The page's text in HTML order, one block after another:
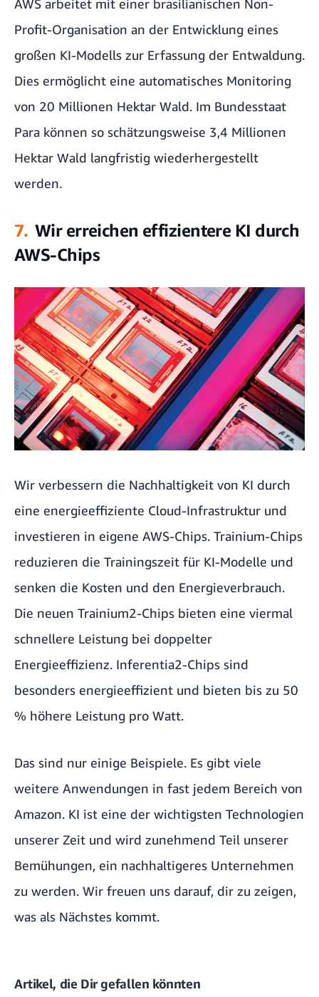
AWS arbeitet mit einer brasilianischen Non-
Profit-Organisation an der Entwicklung eines
großen KI-Modells zur Erfassung der Entwaldung.
Dies ermöglicht eine automatisches Monitoring
von 20 Millionen Hektar Wald. Im Bundesstaat
Para können so schätzungsweise 3,4 Millionen
Hektar Wald langfristig wiederhergestellt
werden.
7. Wir erreichen effizientere KI durch
AWS-Chips
Wir verbessern die Nachhaltigkeit von KI durch
eine energieeffiziente Cloud-Infrastruktur und
investieren in eigene AWS-Chips. Trainium-Chips
reduzieren die Trainingszeit für KI-Modelle und
senken die Kosten und den Energieverbrauch.
Die neuen Trainium2-Chips bieten eine viermal
schnellere Leistung bei doppelter
Energieeffizienz. Inferentia2-Chips sind
besonders energieeffizient und bieten bis zu 50
% höhere Leistung pro Watt.
Das sind nur einige Beispiele. Es gibt viele
weitere Anwendungen in fast jedem Bereich von
Amazon. KI ist eine der wichtigsten Technologien
unserer Zeit und wird zunehmend Teil unserer
Bemühungen, ein nachhaltigeres Unternehmen
zu werden. Wir freuen uns darauf, dir zu zeigen,
was als Nächstes kommt.
Artikel, die Dir gefallen könnten